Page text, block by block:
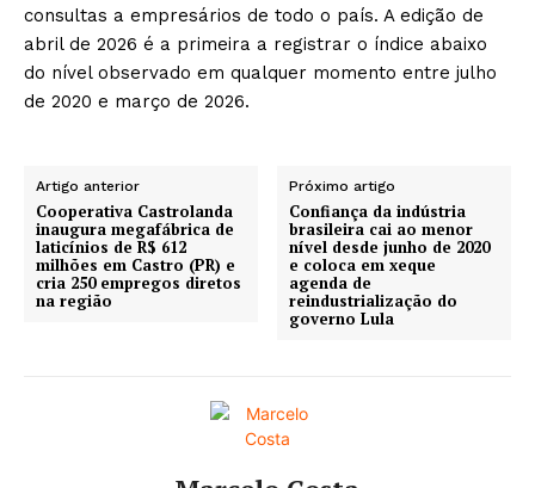
consultas a empresários de todo o país. A edição de
abril de 2026 é a primeira a registrar o índice abaixo
do nível observado em qualquer momento entre julho
de 2020 e março de 2026.
Artigo anterior
Cooperativa Castrolanda
inaugura megafábrica de
laticínios de R$ 612
milhões em Castro (PR) e
cria 250 empregos diretos
na região
Próximo artigo
Confiança da indústria
brasileira cai ao menor
nível desde junho de 2020
e coloca em xeque
agenda de
reindustrialização do
governo Lula